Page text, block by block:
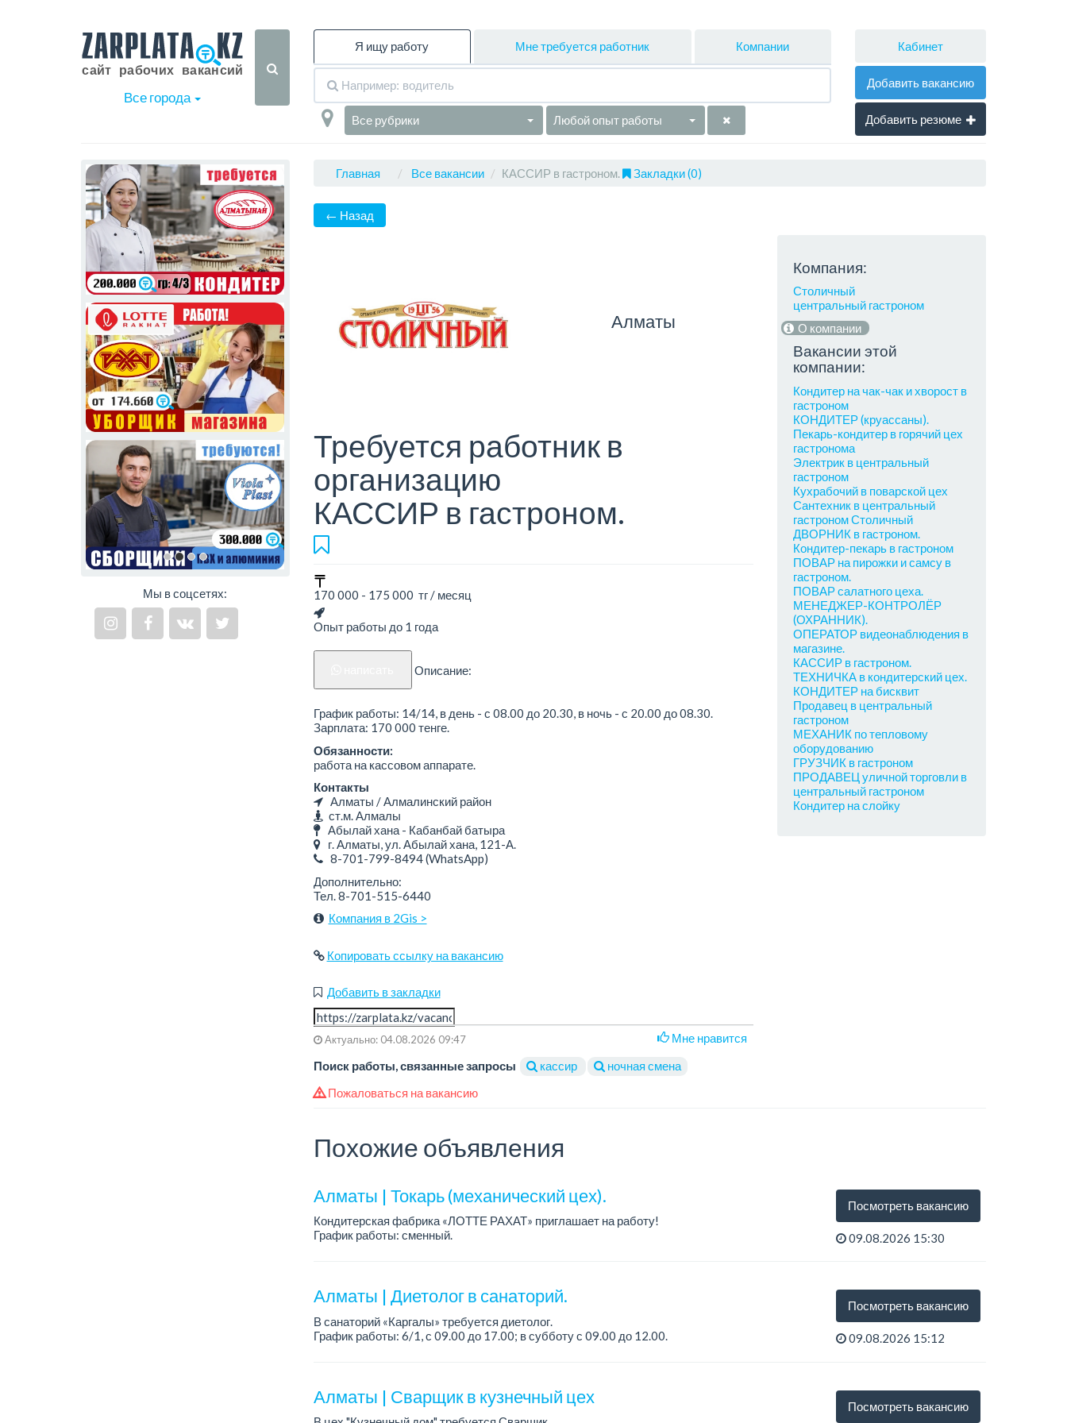
Все города
Я ищу работу Мне требуется работник Компании
Все рубрики Любой опыт работы
Кабинет
Добавить вакансию
Добавить резюме
Мы в соцсетях:
Главная Все вакансии КАССИР в гастроном. Закладки (0)
← Назад
Алматы
Требуется работник в
организацию
КАССИР в гастроном.
170 000 - 175 000 тг / месяц
Опыт работы до 1 года
Описание:
График работы: 14/14, в день - с 08.00 до 20.30, в ночь - с 20.00 до 08.30.
Зарплата: 170 000 тенге.
Обязанности:
работа на кассовом аппарате.
Контакты
Алматы / Алмалинский район
ст.м. Алмалы
Абылай хана - Кабанбай батыра
г. Алматы, ул. Абылай хана, 121-А.
8-701-799-8494(WhatsApp)
Дополнительно:
Тел. 8-701-515-6440
Компания в 2Gis >
Копировать ссылку на вакансию
Добавить в закладки
Актуально: 04.08.2026 09:47
Мне нравится
Поиск работы, связанные запросы
кассир ночная смена
Компания:
Столичный
центральный гастроном
О компании
Вакансии этой
компании:
Кондитер на чак-чак и хворост в
гастроном
КОНДИТЕР (круассаны).
Пекарь-кондитер в горячий цех
гастронома
Электрик в центральный
гастроном
Кухрабочий в поварской цех
Сантехник в центральный
гастроном Столичный
ДВОРНИК в гастроном.
Кондитер-пекарь в гастроном
ПОВАР на пирожки и самсу в
гастроном.
ПОВАР салатного цеха.
МЕНЕДЖЕР-КОНТРОЛЁР
(ОХРАННИК).
ОПЕРАТОР видеонаблюдения в
магазине.
КАССИР в гастроном.
ТЕХНИЧКА в кондитерский цех.
КОНДИТЕР на бисквит
Продавец в центральный
гастроном
МЕХАНИК по тепловому
оборудованию
ГРУЗЧИК в гастроном
ПРОДАВЕЦ уличной торговли в
центральный гастроном
Кондитер на слойку
Пожаловаться на вакансию
Похожие объявления
Алматы | Токарь (механический цех).
Кондитерская фабрика «ЛОТТЕ РАХАТ» приглашает на работу!
График работы: сменный.
Посмотреть вакансию
09.08.2026 15:30
Алматы | Диетолог в санаторий.
В санаторий «Каргалы» требуется диетолог.
График работы: 6/1, с 09.00 до 17.00; в субботу с 09.00 до 12.00.
...
Посмотреть вакансию
09.08.2026 15:12
Алматы | Сварщик в кузнечный цех Посмотреть вакансию